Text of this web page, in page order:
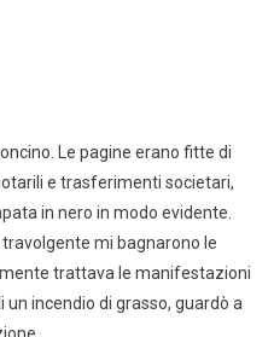
Le pagine erano fitte di
e trasferimenti societari,
in nero in modo evidente.
travolgente mi bagnarono le
trattava le manifestazioni
incendio di grasso, guardò a